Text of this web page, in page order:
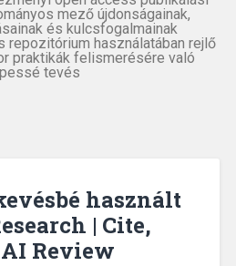
mező újdonságainak,
és kulcsfogalmainak
repozitórium használatában rejlő
praktikák felismerésére való
tevés
használt
| Cite,
AI Review